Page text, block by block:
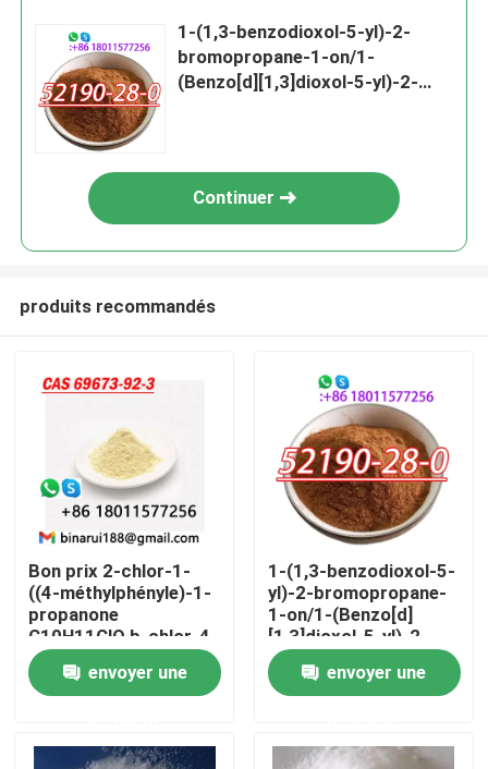
À la maison
Produits
Vidéos
1-(1,3-benzodioxol-5-yl)-2-
bromopropane-1-on/1-
(Benzo[d][1,3]dioxol-5-yl)-2-
Continuer
produits recommandés
Bon prix 2-chlor-1-
((4-méthylphényle)-1-
propanone
C10H11ClO b-chlor-4-
méthylpropiophénone
Cas 69673-92-3
envoyer une
1-(1,3-benzodioxol-5-
yl)-2-bromopropane-
1-on/1-(Benzo[d]
[1,3]dioxol-5-yl)-2-
bromopropane-1-on
CAS 52190-28-0
envoyer une